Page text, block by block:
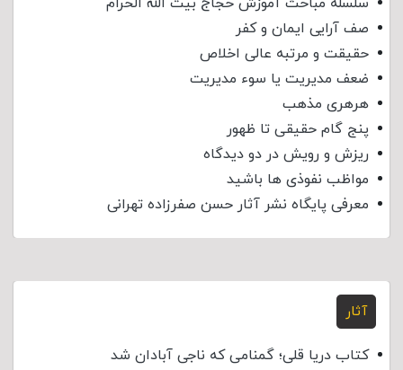
صف آرایی ایمان و کفر
حقیقت و مرتبه عالی اخلاص
ضعف مدیریت یا سوء مدیریت
هرهری مذهب
پنج گام حقیقی تا ظهور
ریزش و رویش در دو دیدگاه
مواظب نفوذی‌ ها باشید
معرفی پایگاه نشر آثار حسن صفرزاده تهرانی
آثار
کتاب دریا قلی؛ گمنامی که ناجی آبادان شد